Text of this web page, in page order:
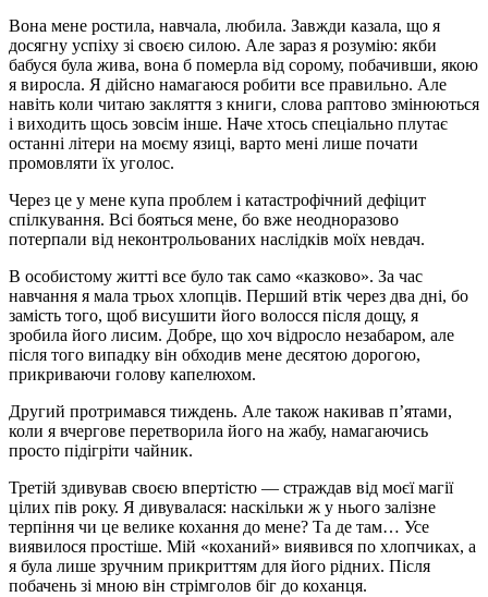
Вона мене ростила, навчала, любила. Завжди казала, що я
досягну успіху зі своєю силою. Але зараз я розумію: якби
бабуся була жива, вона б померла від сорому, побачивши, якою
я виросла. Я дійсно намагаюся робити все правильно. Але
навіть коли читаю закляття з книги, слова раптово змінюються
і виходить щось зовсім інше. Наче хтось спеціально плутає
останні літери на моєму язиці, варто мені лише почати
промовляти їх уголос.
Через це у мене купа проблем і катастрофічний дефіцит
спілкування. Всі бояться мене, бо вже неодноразово
потерпали від неконтрольованих наслідків моїх невдач.
В особистому житті все було так само «казково». За час
навчання я мала трьох хлопців. Перший втік через два дні, бо
замість того, щоб висушити його волосся після дощу, я
зробила його лисим. Добре, що хоч відросло незабаром, але
після того випадку він обходив мене десятою дорогою,
прикриваючи голову капелюхом.
Другий протримався тиждень. Але також накивав п’ятами,
коли я вчергове перетворила його на жабу, намагаючись
просто підігріти чайник.
Третій здивував своєю впертістю — страждав від моєї магії
цілих пів року. Я дивувалася: наскільки ж у нього залізне
терпіння чи це велике кохання до мене? Та де там… Усе
виявилося простіше. Мій «коханий» виявився по хлопчиках, а
я була лише зручним прикриттям для його рідних. Після
побачень зі мною він стрімголов біг до коханця.